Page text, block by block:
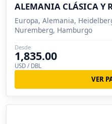
ALEMANIA CLÁSICA Y
Europa, Alemania,
Nuremberg, Hamburgo
Desde
1,835.00
USD / DBL
VER